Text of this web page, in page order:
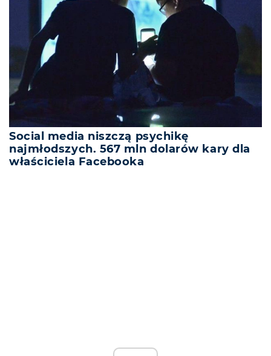
Social media niszczą psychikę
najmłodszych. 567 mln dolarów kary dla
właściciela Facebooka